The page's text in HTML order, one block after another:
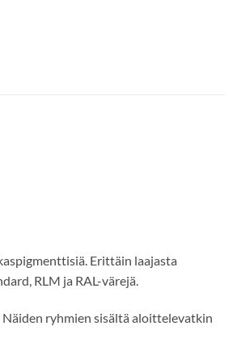
Erittäin laajasta
RLM ja RAL-värejä.
ryhmien sisältä aloittelevatkin